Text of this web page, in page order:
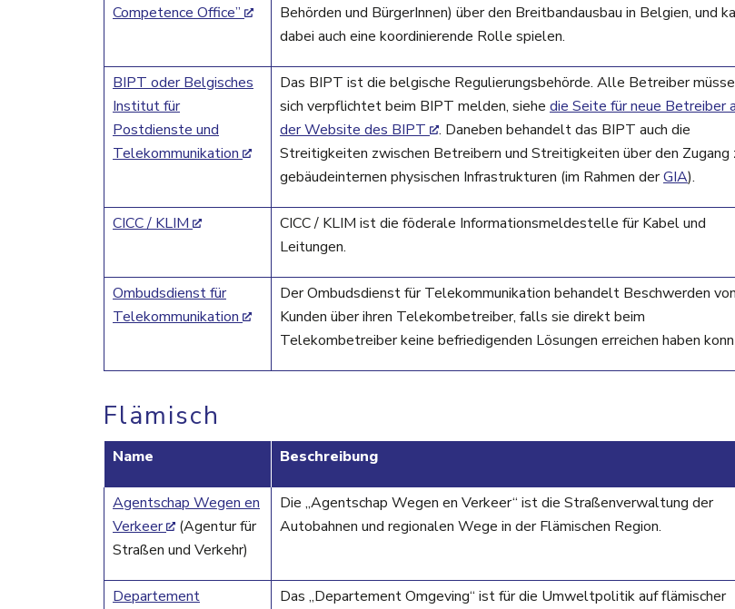
Competence Office”
Behörden und BürgerInnen) über den Breitbandausbau in Belgien, und
dabei auch eine koordinierende Rolle spielen.
BIPT oder Belgisches
Institut für
Postdienste und
Telekommunikation
Das BIPT ist die belgische Regulierungsbehörde. Alle Betreiber
sich verpflichtet beim BIPT melden, siehe die Seite für neue Betreiber
der Website des BIPT
. Daneben behandelt das BIPT auch die
Streitigkeiten zwischen Betreibern und Streitigkeiten über den Zugang
gebäudeinternen physischen Infrastrukturen (im Rahmen derGIA).
CICC / KLIM
CICC / KLIM ist die föderale Informationsmeldestelle für Kabel und
Leitungen.
Ombudsdienst für
Telekommunikation
Der Ombudsdienst für Telekommunikation behandelt Beschwerden von
Kunden über ihren Telekombetreiber, falls sie direkt beim
Telekombetreiber keine befriedigenden Lösungen erreichen haben
Flämisch
Name Beschreibung
Agentschap Wegen en
Verkeer
(Agentur für
Straßen und Verkehr)
Die „Agentschap Wegen en Verkeer“ ist die Straßenverwaltung der
Autobahnen und regionalen Wege in der Flämischen Region.
Departement
Das „Departement Omgeving“ ist für die Umweltpolitik auf flämischer